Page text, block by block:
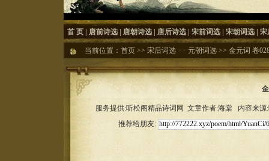
首 页 唐前诗选 唐朝诗选 唐后诗选 宋前词选 宋朝词选 宋
当前位置： 首页 >> 宋后词选 >> 元朝词选 >> 金元词 卷
服务提供:听松阁精品诗词网 文章作者:海棠 内容来
推荐给朋友: